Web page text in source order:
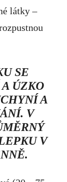
látky –
SE
ÚZKO
A
V
V